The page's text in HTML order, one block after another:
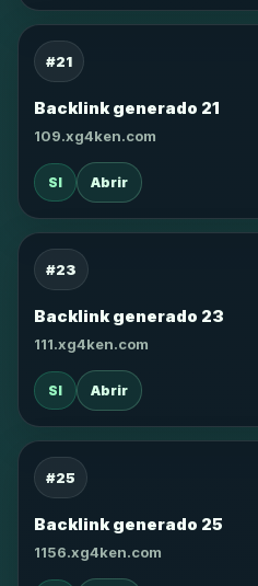
#21
Backlink generado 21
109.xg4ken.com
SI Abrir
#23
Backlink generado 23
111.xg4ken.com
SI Abrir
#25
Backlink generado 25
1156.xg4ken.com